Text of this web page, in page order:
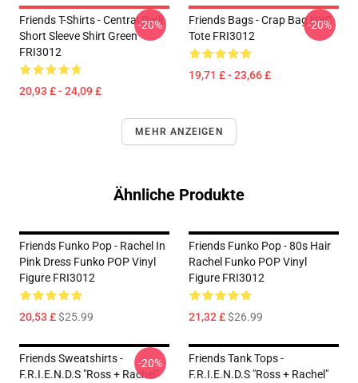
Friends T-Shirts - Central Perk
Short Sleeve Shirt Green
FRI3012
20,93 £ - 24,09 £
-20%
Friends Bags - Crap Bag NYC
Tote FRI3012
19,71 £ - 23,66 £
-20%
MEHR ANZEIGEN
Ähnliche Produkte
Friends Funko Pop - Rachel In
Pink Dress Funko POP Vinyl
Figure FRI3012
20,53 £$25.99
Friends Funko Pop - 80s Hair
Rachel Funko POP Vinyl
Figure FRI3012
21,32 £$26.99
Friends Sweatshirts -
F.R.I.E.N.D.S "Ross + Rachel"
-20%
Friends Tank Tops -
F.R.I.E.N.D.S "Ross + Rachel"